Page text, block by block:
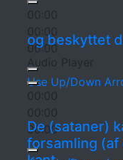
00:00
00:00
00:00
Use Up/Down
og beskyttet
Audio Player
00:00
00:00
00:00
De (sataner)
forsamling